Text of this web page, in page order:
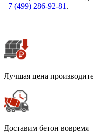
+7 (499) 286-92-81 .
Лучшая цена
Доставим бетон вовремя